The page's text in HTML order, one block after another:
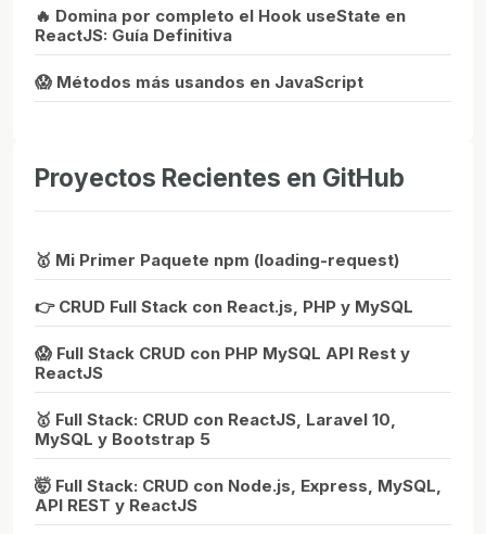
🔥 Domina por completo el Hook useState en
ReactJS: Guía Definitiva
😱 Métodos más usandos en JavaScript
Proyectos Recientes en GitHub
🥇 Mi Primer Paquete npm (loading-request)
👉 CRUD Full Stack con React.js, PHP y MySQL
😱 Full Stack CRUD con PHP MySQL API Rest y
ReactJS
🥇 Full Stack: CRUD con ReactJS, Laravel 10,
MySQL y Bootstrap 5
🤯 Full Stack: CRUD con Node.js, Express, MySQL,
API REST y ReactJS